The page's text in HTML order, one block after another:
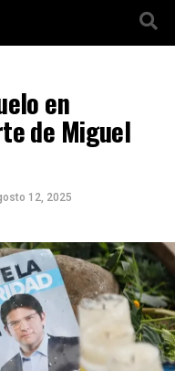
en
de Miguel
12, 2025